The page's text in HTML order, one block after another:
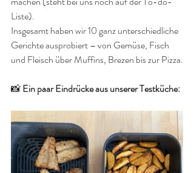
Liste).
Insgesamt haben wir 10 ganz unterschiedliche
Gerichte ausprobiert – von Gemüse, Fisch
und Fleisch über Muffins, Brezen bis zur Pizza.
📸 Ein paar Eindrücke aus unserer Testküche: